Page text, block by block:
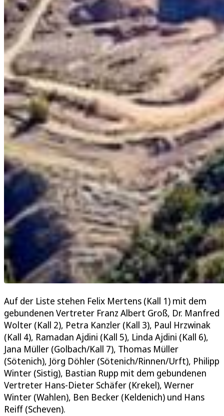
Auf der Liste stehen Felix Mertens (Kall 1) mit dem
gebundenen Vertreter Franz Albert Groß, Dr. Manfred
Wolter (Kall 2), Petra Kanzler (Kall 3), Paul Hrzwinak
(Kall 4), Ramadan Ajdini (Kall 5), Linda Ajdini (Kall 6),
Jana Müller (Golbach/Kall 7), Thomas Müller
(Sötenich), Jörg Döhler (Sötenich/Rinnen/Urft), Philipp
Winter (Sistig), Bastian Rupp mit dem gebundenen
Vertreter Hans-Dieter Schäfer (Krekel), Werner
Winter (Wahlen), Ben Becker (Keldenich) und Hans
Reiff (Scheven).